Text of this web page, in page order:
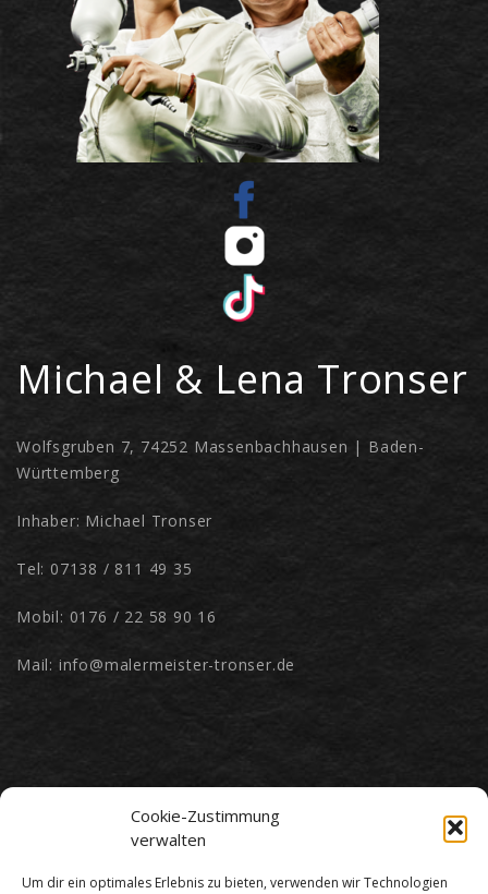
Cookie-Zustimmung
verwalten
Um dir ein optimales Erlebnis zu bieten, verwenden wir Technologien
Michael & Lena Tronser
Wolfsgruben 7, 74252 Massenbachhausen | Baden-
Württemberg
Inhaber: Michael Tronser
Tel: 07138 / 811 49 35
Mobil: 0176 / 22 58 90 16
Mail: info@malermeister-tronser.de